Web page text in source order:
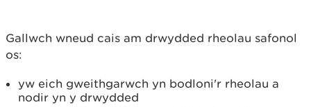
Gallwch wneud cais am drwydded rheolau safonol
os:
yw eich gweithgarwch yn bodloni'r rheolau a
nodir yn y drwydded